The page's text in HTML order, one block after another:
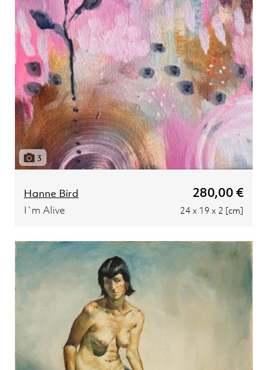
3
Hanne Bird 280,00 €
I`m Alive 24 x 19 x 2 [cm]